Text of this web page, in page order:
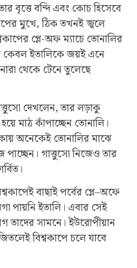
বৃত্তে বন্দি এবং কোচ হিসেবে
মুখে, ঠিক তখনই জ্বলে
প্লে-অফ ম্যাচে তোনালির
ইতালিকে জয়ই এনে
থেকে টেনে তুলেছে
দেখলেন, তার লড়াকু
মাঠ কাঁপাচ্ছেন তোনালি।
অনেকেই তোনালির মাঝে
গাত্তুসো নিজেও তার
বাছাই পর্বের প্লে–অফে
পায়নি ইতালি। এবার সেই
তাদের সামনে। ইউরোপীয়ান
বিশ্বকাপে চলে যাবে